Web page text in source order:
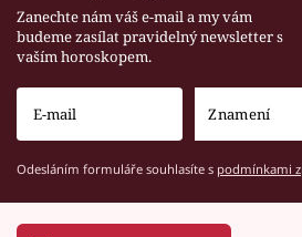
Zanechte nám váš e-mail a my vám
budeme zasílat pravidelný newsletter s
vaším horoskopem.
Odesláním formuláře souhlasíte s podmínkami